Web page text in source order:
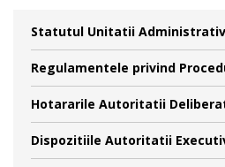
Statutul Unitatii
Regulamentele privind
Hotararile Autoritatii
Dispozitiile Autoritatii